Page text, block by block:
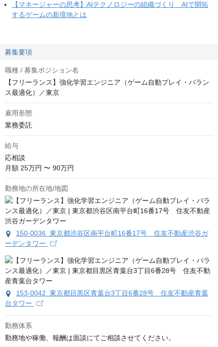
【マネージャーの思考】AIテクノロジーの組織づくり AIで開拓
するゲームの新境地とは
募集要項
職種 / 募集ポジション名
【フリーランス】強化学習エンジニア（ゲーム自動プレイ・バラン
ス最適化）／東京
雇用形態
業務委託
給与
応相談
月額 25万円 〜 90万円
勤務地の所在地/地図
150-0036 東京都渋谷区南平台町16番17号 住友不動産渋谷ガ
ーデンタワー
153-0042 東京都目黒区青葉台3丁目6番28号 住友不動産青葉
台タワー
勤務体系
勤務地や稼働、報酬は面談にてご相談させてください。